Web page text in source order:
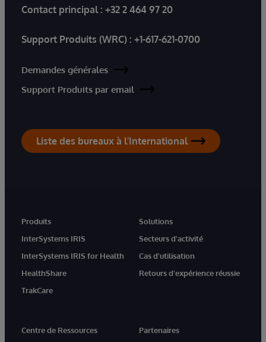
Contact principal : +32 2 464 97 20
Support Produits (WRC) : +1-617-621-0700
Demandes générales
Support Produits par email
Liste des bureaux à l'International
Produits
InterSystems IRIS
InterSystems IRIS for Health
HealthShare
TrakCare
Solutions
Secteurs d'activité
Cas d'utilisation
Retours d'expérience réussie
Centre de Ressources
Partenaires